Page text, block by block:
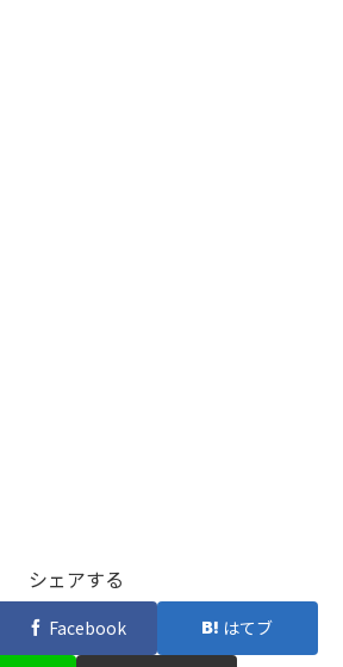
シェアする
Facebook はてブ